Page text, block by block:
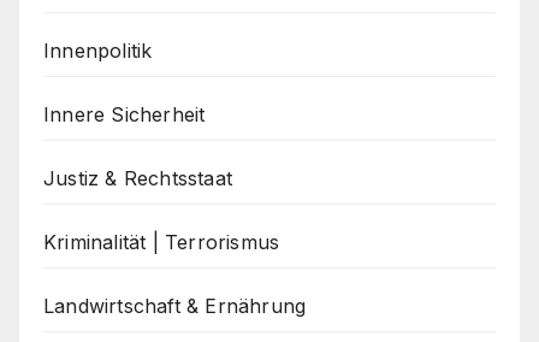
Innenpolitik
Innere Sicherheit
Justiz & Rechtsstaat
Kriminalität | Terrorismus
Landwirtschaft & Ernährung